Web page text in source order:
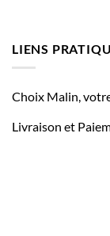
LIENS
Choix Malin,
Livraison et